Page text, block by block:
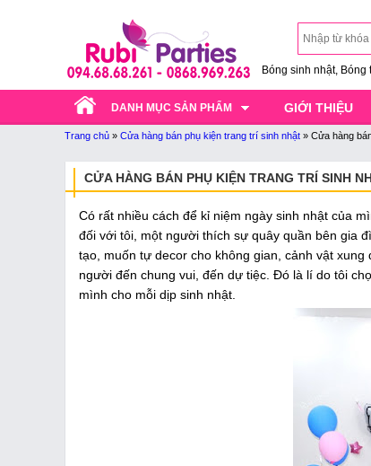
Bóng sinh nhật,
DANH MỤC SẢN PHẨM GIỚI THIỆU
Trang chủ » Cửa hàng bán phụ kiện trang trí sinh nhật » Cửa hàng
CỬA HÀNG BÁN PHỤ KIỆN TRANG TRÍ SINH
Có rất nhiều cách để kỉ niệm ngày sinh nhật của
đối với tôi, một người thích sự quây quần bên gia
tạo, muốn tự decor cho không gian, cảnh vật
người đến chung vui, đến dự tiệc. Đó là lí do tôi
mình cho mỗi dịp sinh nhật.